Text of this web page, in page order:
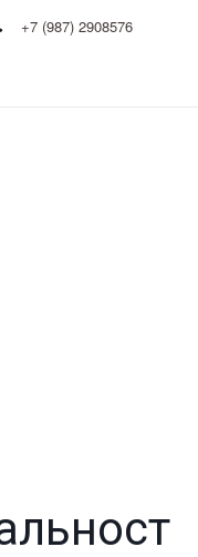
+7 (987) 2908576